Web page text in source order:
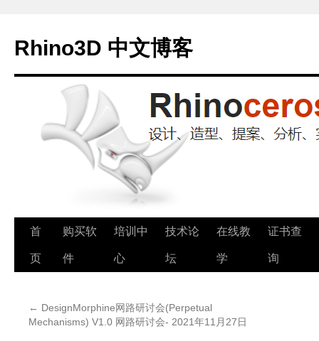
Rhino3D 中文博客
跳
至
首
页
购买软
件
培训中
心
技术论
坛
在线教
学
证书查
询
← DesignMorphine网路研讨会(Perpetual
Mechanisms) V1.0 网路研讨会- 2021年11月27日